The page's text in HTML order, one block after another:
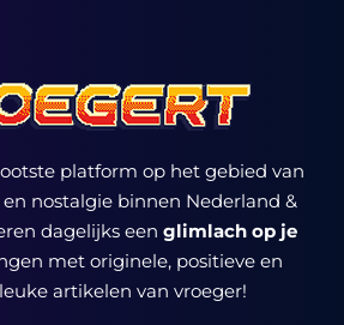
platform op het gebied van
nostalgie binnen Nederland &
dagelijks een glimlach op je
met originele, positieve en
artikelen van vroeger!